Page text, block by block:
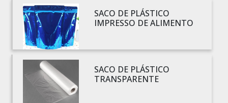
BOBINAS EM PLÁSTICO BOLHA 1
BOBINAS PARA SACOLAS PLÁSTICAS
BOBINAS PLÁSTICAS PARA EMBALAGENS
BOBINAS PLÁSTICAS PARA FABRICAR SACOLAS
BOBINAS PLÁSTICAS PERSONALIZADAS
BOBINAS PLÁSTICAS PICOTADAS
SACO DE PLÁSTICO
IMPRESSO DE ALIMENTO
SACO DE PLÁSTICO
TRANSPARENTE